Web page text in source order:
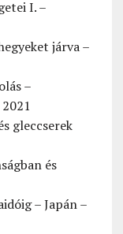
I. –
járva –
–
gleccserek
és
– Japán –